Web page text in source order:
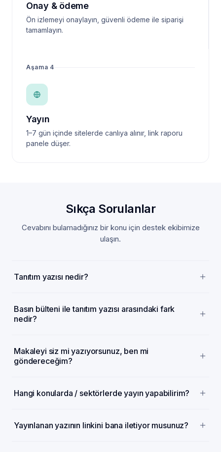
Onay & ödeme
Ön izlemeyi onaylayın, güvenli ödeme ile siparişi
tamamlayın.
Aşama 4
Yayın
1–7 gün içinde sitelerde canlıya alınır, link raporu
panele düşer.
Sıkça Sorulanlar
Cevabını bulamadığınız bir konu için destek ekibimize
ulaşın.
Tanıtım yazısı nedir?
Basın bülteni ile tanıtım yazısı arasındaki fark
nedir?
Makaleyi siz mi yazıyorsunuz, ben mi
göndereceğim?
Hangi konularda / sektörlerde yayın yapabilirim?
Yayınlanan yazının linkini bana iletiyor musunuz?